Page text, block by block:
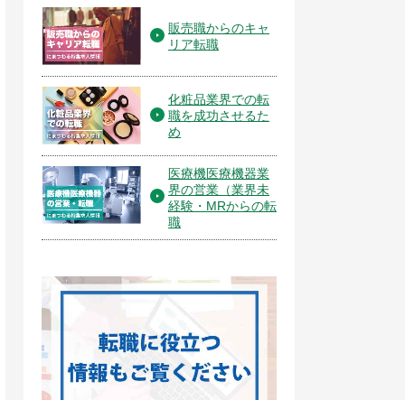
販売職からのキャ
リア転職
化粧品業界での転
職を成功させるた
め
医療機医療機器業
界の営業（業界未
経験・MRからの転
職